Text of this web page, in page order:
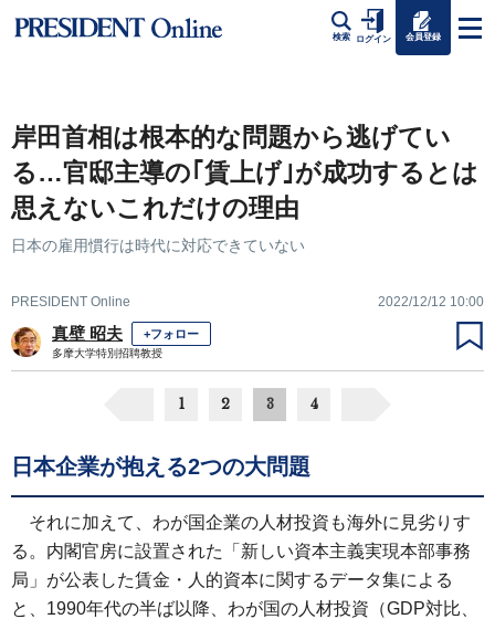
検索 ログイン 会員登録
岸田首相は根本的な問題から逃げてい
る…官邸主導の｢賃上げ｣が成功するとは
思えないこれだけの理由
日本の雇用慣行は時代に対応できていない
PRESIDENT Online 2022/12/12 10:00
真壁 昭夫 +フォロー
多摩大学特別招聘教授
1 2 3 4
日本企業が抱える2つの大問題
それに加えて、わが国企業の人材投資も海外に見劣りす
る。内閣官房に設置された「新しい資本主義実現本部事務
局」が公表した賃金・人的資本に関するデータ集による
と、1990年代の半ば以降、わが国の人材投資（GDP対比、